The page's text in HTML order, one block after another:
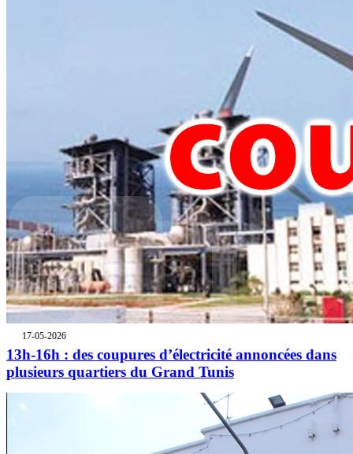
17-05-2026
13h-16h : des coupures d’électricité annoncées dans
plusieurs quartiers du Grand Tunis